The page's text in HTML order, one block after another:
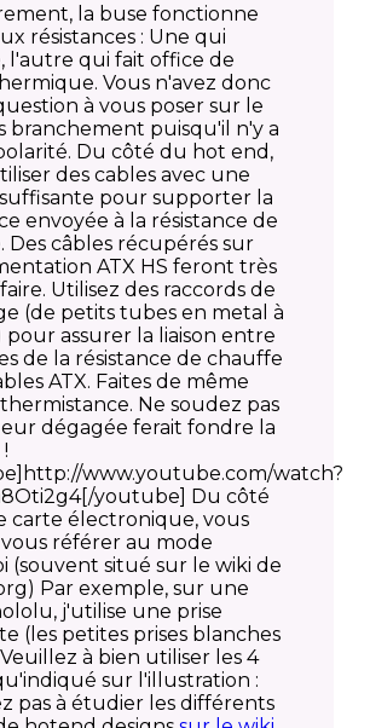
la buse fonctionne
résistances : Une qui
l'autre qui fait office de
Vous n'avez donc
à vous poser sur le
branchement puisqu'il n'y a
Du côté du hot end,
des cables avec une
pour supporter la
envoyée à la résistance de
Des câbles récupérés sur
ATX HS feront très
Utilisez des raccords de
(de petits tubes en metal à
pour assurer la liaison entre
de la résistance de chauffe
ATX. Faites de même
Ne soudez pas
dégagée ferait fondre la
www.youtube.com/watch?
youtube] Du côté
carte électronique, vous
référer au mode
(souvent situé sur le wiki de
Par exemple, sur une
j'utilise une prise
(les petites prises blanches
à bien utiliser les 4
sur l'illustration :
pas à étudier les différents